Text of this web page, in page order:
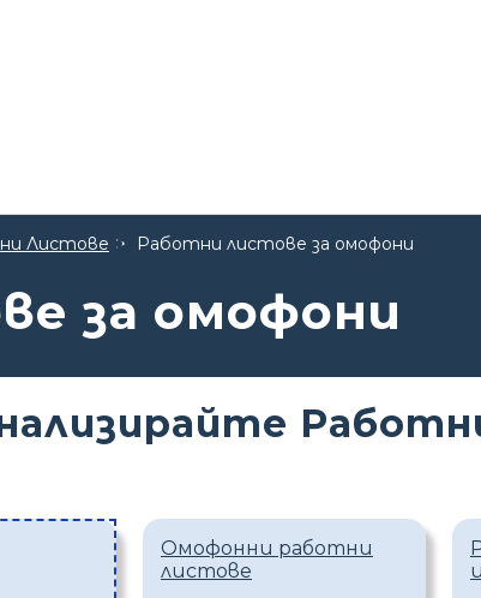
Листове Работни листове за омофони
за омофони
Омофонни работни
листове